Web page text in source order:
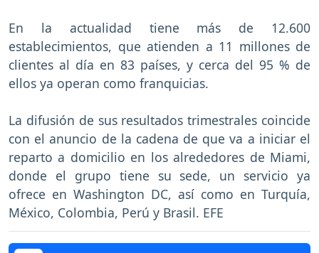
En la actualidad tiene más de 12.600
establecimientos, que atienden a 11 millones de
clientes al día en 83 países, y cerca del 95 % de
ellos ya operan como franquicias.
La difusión de sus resultados trimestrales coincide
con el anuncio de la cadena de que va a iniciar el
reparto a domicilio en los alrededores de Miami,
donde el grupo tiene su sede, un servicio ya
ofrece en Washington DC, así como en Turquía,
México, Colombia, Perú y Brasil. EFE